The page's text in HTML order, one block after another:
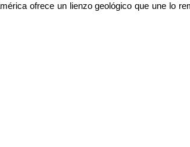
ofrece un lienzo geológico que une lo